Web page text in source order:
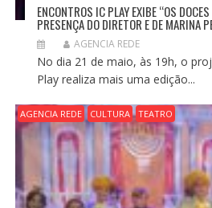
ENCONTROS IC PLAY EXIBE “OS
PRESENÇA DO DIRETOR E DE MARINA
AGENCIA REDE
No dia 21 de maio, às 19h, o
Play realiza mais uma edição...
AGENCIA REDE CULTURA TEATRO